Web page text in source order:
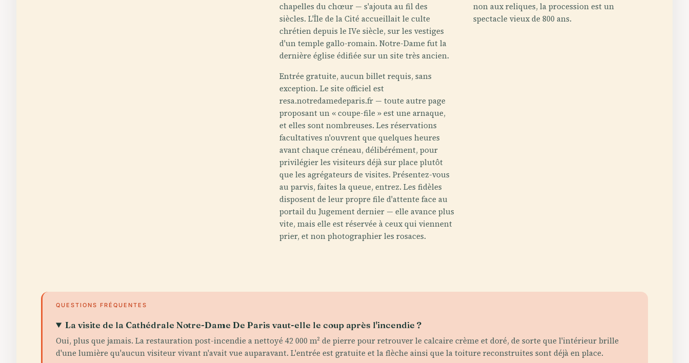
chapelles du chœur — s'ajouta au fil des
siècles. L'Île de la Cité accueillait le culte
chrétien depuis le IVe siècle, sur les vestiges
d'un temple gallo-romain. Notre-Dame fut la
dernière église édifiée sur un site très ancien.
Entrée gratuite, aucun billet requis, sans
exception. Le site officiel est
resa.notredamedeparis.fr — toute autre page
proposant un « coupe-file » est une arnaque,
et elles sont nombreuses. Les réservations
facultatives n'ouvrent que quelques heures
avant chaque créneau, délibérément, pour
privilégier les visiteurs déjà sur place plutôt
que les agrégateurs de visites. Présentez-vous
au parvis, faites la queue, entrez. Les fidèles
disposent de leur propre file d'attente face au
portail du Jugement dernier — elle avance plus
vite, mais elle est réservée à ceux qui viennent
prier, et non photographier les rosaces.
non aux reliques, la procession est un
spectacle vieux de 800 ans.
QUESTIONS FRÉQUENTES
La visite de la Cathédrale Notre-Dame De Paris vaut-elle le coup après l'incendie ?
Oui, plus que jamais. La restauration post-incendie a nettoyé 42 000 m² de pierre pour retrouver le calcaire crème et doré, de sorte que l'intérieur brille
d'une lumière qu'aucun visiteur vivant n'avait vue auparavant. L'entrée est gratuite et la flèche ainsi que la toiture reconstruites sont déjà en place.